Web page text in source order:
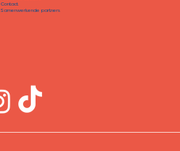
Contact
Samenwerkende partners